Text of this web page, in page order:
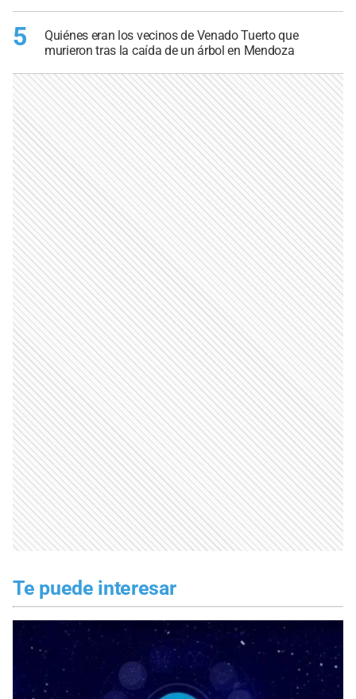
5
Quiénes eran los vecinos de Venado Tuerto que
murieron tras la caída de un árbol en Mendoza
Te puede interesar